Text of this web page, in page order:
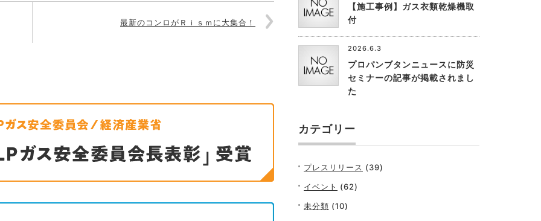
最新のコンロがＲｉｓｍに大集合！
【施工事例】ガス衣類乾燥機取
付
2026.6.3
プロパンブタンニュースに防災
セミナーの記事が掲載されまし
た
カテゴリー
プレスリリース (39)
イベント (62)
未分類 (10)